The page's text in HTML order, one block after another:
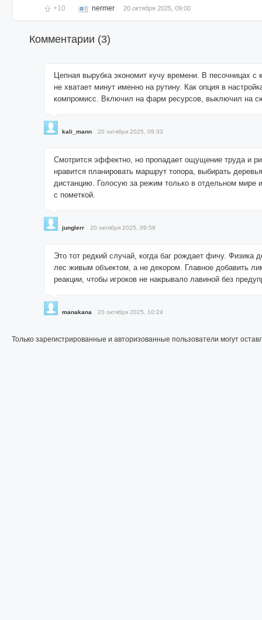
+10 nermer 20 октября 2025, 09:00
Комментарии (3)
Цепная вырубка экономит кучу времени. В песочницах с
не хватает минут именно на рутину. Как опция в
компромисс. Включил на фарм ресурсов, выключил на
kali_mann 20 октября 2025, 09:33
Смотрится эффектно, но пропадает ощущение труда и
нравится планировать маршрут топора, выбирать
дистанцию. Голосую за режим только в отдельном мире
с пометкой.
junglerr 20 октября 2025, 09:59
Это тот редкий случай, когда баг рождает фичу. Физика
лес живым объектом, а не декором. Главное добавить
реакции, чтобы игроков не накрывало лавиной без
manakana 20 октября 2025, 10:24
Только зарегистрированные и авторизованные пользователи могут